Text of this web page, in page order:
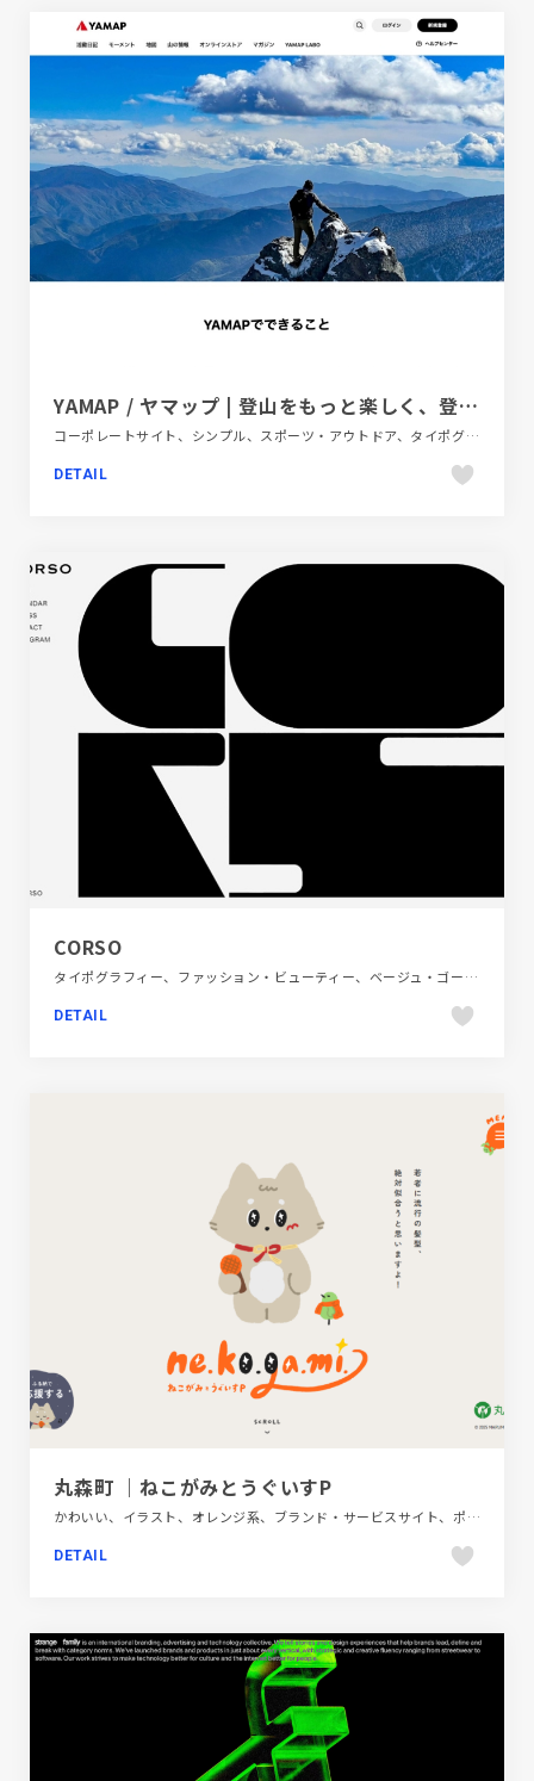
YAMAP / ヤマップ | 登山をもっと楽しく、登山情報プラットフォーム
コーポレートサイト、シンプル、スポーツ・アウトドア、タイポグラフィー、フラットデザイン、ホワイト系、ポップ、大きめ写真
DETAIL
CORSO
タイポグラフィー、ファッション・ビューティー、ベージュ・ゴールド系、単色・モノクロ、大きめ写真、手書き・ハンドメイド、施設・店舗サイト
DETAIL
丸森町 ｜ねこがみとうぐいすP
かわいい、イラスト、オレンジ系、ブランド・サービスサイト、ポップ、地域・団体・活動
DETAIL